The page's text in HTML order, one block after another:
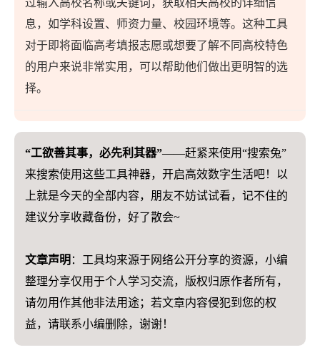
息，如学科设置、师资力量、校园环境等。这种工具
对于即将面临高考填报志愿或想要了解不同高校特色
的用户来说非常实用，可以帮助他们做出更明智的选
择。
“工欲善其事，必先利其器”——赶紧来使用“搜索兔”
来搜索使用这些工具神器，开启高效数字生活吧！以
上就是今天的全部内容，朋友不妨试试看，记不住的
建议分享收藏备份，好了散会~
文章声明 ：工具均来源于网络公开分享的资源，小编
整理分享仅用于个人学习交流，版权归原作者所有，
请勿用作其他非法用途；若文章内容侵犯到您的权
益，请联系小编删除，谢谢！